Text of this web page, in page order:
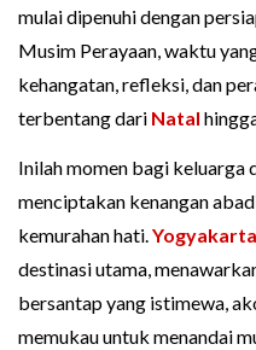
mulai dipenuhi dengan
Musim Perayaan, waktu
kehangatan, refleksi, dan
terbentang dari Natal
Inilah momen bagi keluarga
menciptakan kenangan
kemurahan hati.
destinasi utama,
bersantap yang istimewa,
memukau untuk menandai